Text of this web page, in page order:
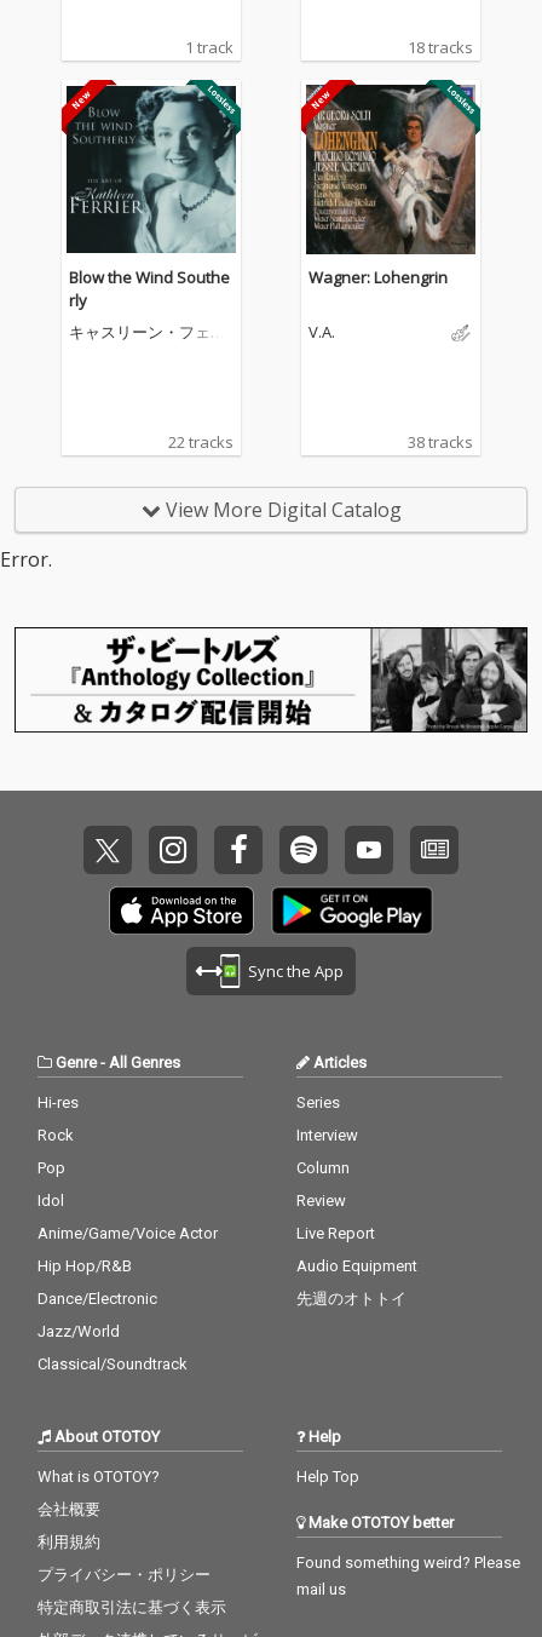
1 track 18 tracks
Blow the Wind Southe
rly
キャスリーン・フェリ
22 tracks
Wagner: Lohengrin
V.A.
38 tracks
View More Digital Catalog
Error.
Sync the App
Genre- All Genres
Hi-res
Rock
Pop
Idol
Anime/Game/Voice Actor
Hip Hop/R&B
Dance/Electronic
Jazz/World
Classical/Soundtrack
Articles
Series
Interview
Column
Review
Live Report
Audio Equipment
先週のオトトイ
About OTOTOY
What is OTOTOY?
会社概要
利用規約
プライバシー・ポリシー
特定商取引法に基づく表示
Help
Help Top
Make OTOTOY better
Found something weird? Please
mail us